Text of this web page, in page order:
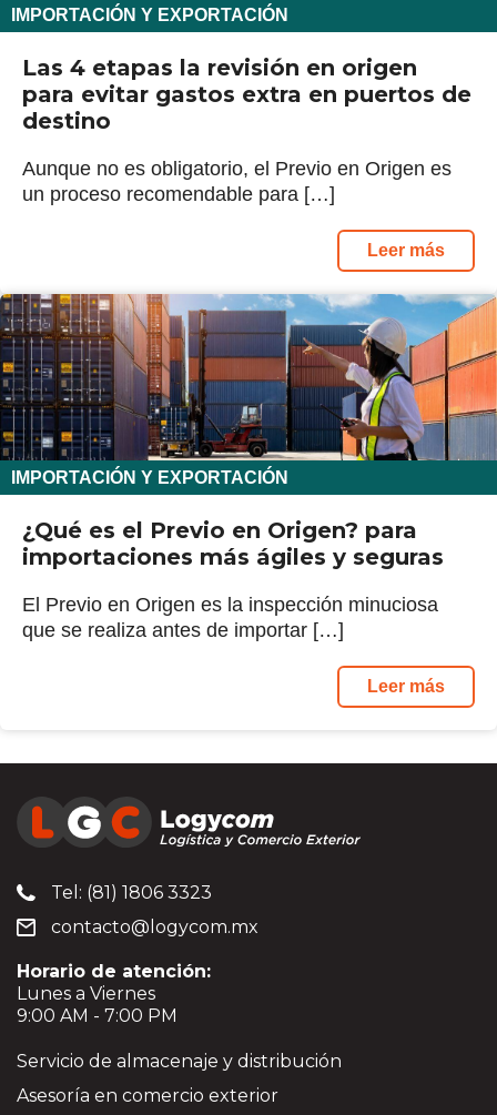
IMPORTACIÓN Y EXPORTACIÓN
Las 4 etapas la revisión en origen
para evitar gastos extra en puertos de
destino
Aunque no es obligatorio, el Previo en Origen es
un proceso recomendable para […]
Leer más
IMPORTACIÓN Y EXPORTACIÓN
¿Qué es el Previo en Origen? para
importaciones más ágiles y seguras
El Previo en Origen es la inspección minuciosa
que se realiza antes de importar […]
Leer más
Tel: (81) 1806 3323
contacto@logycom.mx
Horario de atención:
Lunes a Viernes
9:00 AM - 7:00 PM
Servicio de almacenaje y distribución
Asesoría en comercio exterior